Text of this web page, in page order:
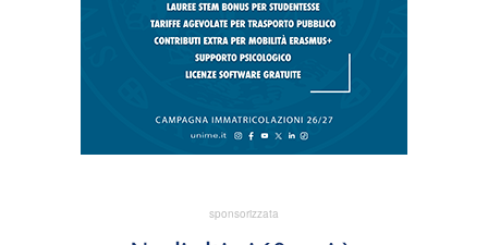
sponsorizzata